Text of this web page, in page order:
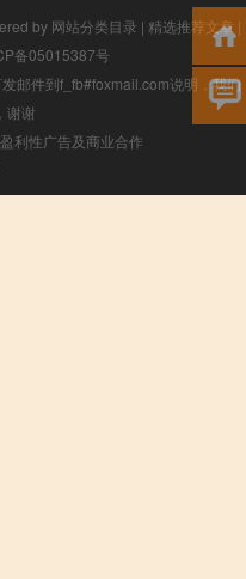
by 网站分类目录 | 精选推荐文章 |
备05015387号
邮件到f_fb#foxmail.com说明，我们
谢谢
利性广告及商业合作